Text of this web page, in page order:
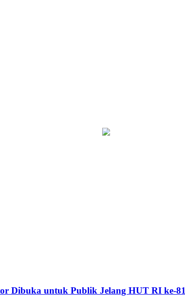
Dibuka untuk Publik Jelang HUT RI ke-81